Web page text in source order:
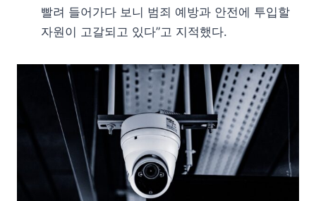
빨려 들어가다 보니 범죄 예방과 안전에 투입할
자원이 고갈되고 있다”고 지적했다.